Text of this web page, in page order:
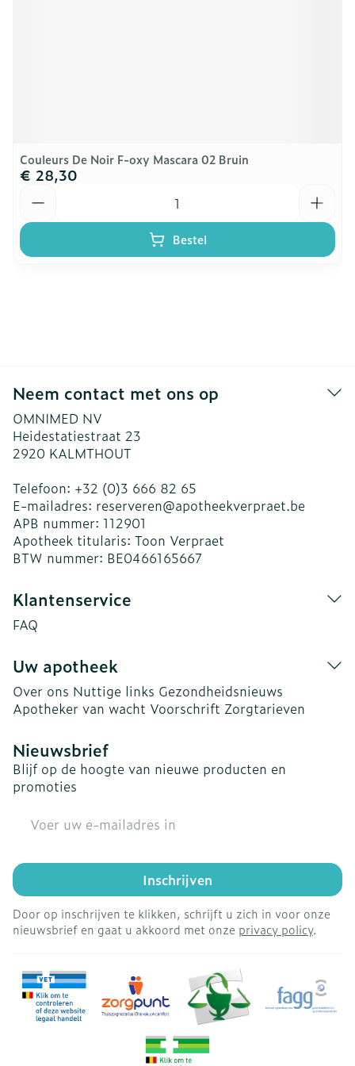
Couleurs De Noir F-oxy Mascara 02 Bruin
€ 28,30
Bestel
Neem contact met ons op
OMNIMED NV
Heidestatiestraat 23
2920 KALMTHOUT
Telefoon: +32 (0)3 666 82 65
E-mailadres: reserveren@apotheekverpraet.be
APB nummer: 112901
Apotheek titularis: Toon Verpraet
BTW nummer: BE0466165667
Klantenservice
FAQ
Uw apotheek
Over ons Nuttige links Gezondheidsnieuws
Apotheker van wacht Voorschrift Zorgtarieven
Nieuwsbrief
Blijf op de hoogte van nieuwe producten en
promoties
Inschrijven
Door op inschrijven te klikken, schrijft u zich in voor onze
nieuwsbrief en gaat u akkoord met onze privacy policy.